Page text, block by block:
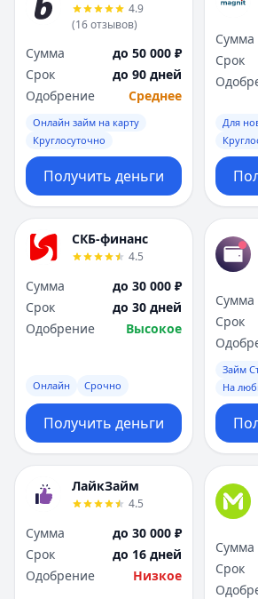
4.9
(16отзывов)
Сумма
до 50 000 ₽
Срок
до 90 дней
Одобрение
Среднее
Онлайн займ на карту
Круглосуточно
Получить деньги
Сумма
Срок
Для
СКБ-финанс
4.5
Сумма
до 30 000 ₽
Срок
до 30 дней
Одобрение
Высокое
Онлайн Срочно
Получить деньги
Сумма
Срок
Займ
На
ЛайкЗайм
4.5
Сумма
до 30 000 ₽
Срок
до 16 дней
Одобрение
Низкое
Сумма
Срок